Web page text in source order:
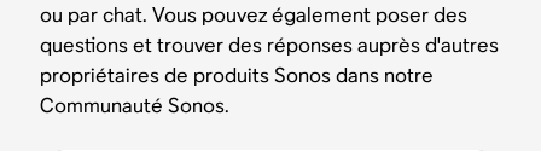
ou par chat. Vous pouvez également poser des
questions et trouver des réponses auprès d'autres
propriétaires de produits Sonos dans notre
Communauté Sonos.